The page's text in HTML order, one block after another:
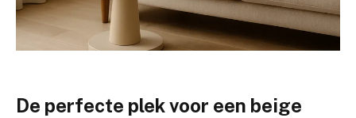
De perfecte plek voor een beige